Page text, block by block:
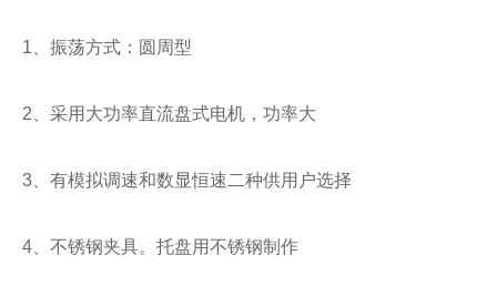
1、振荡方式：圆周型
2、采用大功率直流盘式电机，功率大
3、有模拟调速和数显恒速二种供用户选择
4、不锈钢夹具。托盘用不锈钢制作